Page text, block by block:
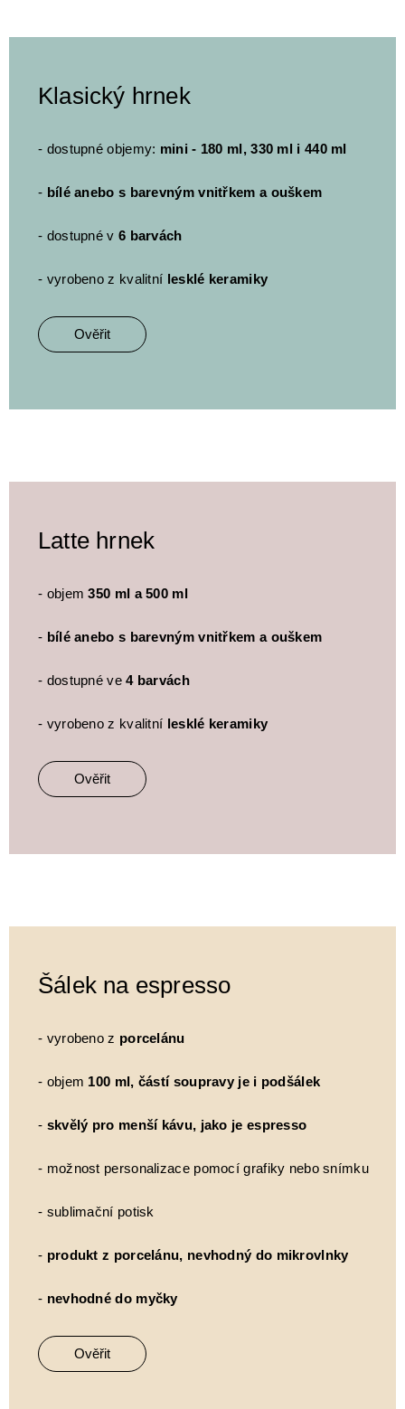
Klasický hrnek
- dostupné objemy: mini - 180 ml, 330 ml i 440 ml
- bílé anebo s barevným vnitřkem a ouškem
- dostupné v 6 barvách
- vyrobeno z kvalitní lesklé keramiky
Ověřit
Latte hrnek
- objem350 ml a 500 ml
- bílé anebo s barevným vnitřkem a ouškem
- dostupné ve4 barvách
- vyrobeno z kvalitní lesklé keramiky
Ověřit
Šálek na espresso
- vyrobeno z porcelánu
- objem 100 ml, částí soupravy je i podšálek
- skvělý pro menší kávu, jako je espresso
- možnost personalizace pomocí grafiky nebo snímku
- sublimační potisk
- produkt z porcelánu, nevhodný do mikrovlnky
- nevhodné do myčky
Ověřit